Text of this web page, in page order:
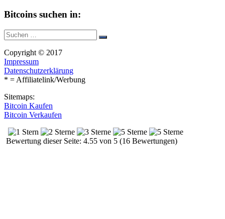
Bitcoins suchen in:
Suche
nach:
Suchen
Copyright © 2017
Impressum
Datenschutzerklärung
* = Affiliatelink/Werbung
Sitemaps:
Bitcoin Kaufen
Bitcoin Verkaufen
Bewertung dieser Seite: 4.55 von 5 (16 Bewertungen)